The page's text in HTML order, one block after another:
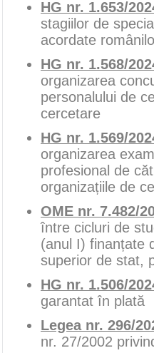
HG nr. 1.653/
stagiilor de
acordate
HG nr. 1.568/
organizarea
personalului de
cercetare
HG nr. 1.569/
organizarea
profesional de
organizațiile de
OME nr. 7.482/
între cicluri de
(anul I) finanțate
superior de stat,
HG nr. 1.506/
garantat în plată
Legea nr. 296/
nr. 27/2002